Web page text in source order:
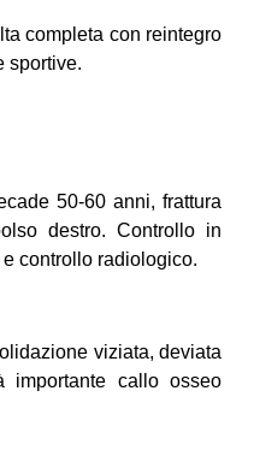
completa con reintegro
sportive.
50-60 anni, frattura
destro. Controllo in
controllo radiologico.
viziata, deviata
callo osseo